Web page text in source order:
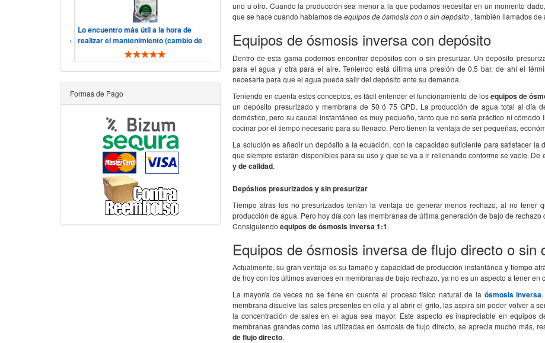
uno u otro. Cuando la producción sea menor a la que podamos necesitar en un momento
que se hace cuando hablamos de equipos de ósmosis con o sin depósito , también llamados de
Equipos de ósmosis inversa con depósito
Dentro de esta gama podemos encontrar depósitos con o sin presurizar. Un depósito
para el agua y otra para el aire. Teniendo está última una presión de 0,5 bar, de ahí el
necesaria para que el agua pueda salir del depósito ante su demanda.
Teniendo en cuenta estos conceptos, es fácil entender el funcionamiento de losequipos de
un depósito presurizado y membrana de 50 ó 75 GPD. La producción de agua total al día
doméstico, pero su caudal instantáneo es muy pequeño, tanto que no sería práctico ni
cocinar por el tiempo necesario para su llenado. Pero tienen la ventaja de ser pequeñas,
La solución es añadir un depósito a la ecuación, con la capacidad suficiente para satisfacer
que siempre estarán disponibles para su uso y que se va a ir rellenando conforme se vacíe.
y de calidad.
Depósitos presurizados y sin presurizar
Tiempo atrás los no presurizados tenían la ventaja de generar menos rechazo, al no
producción de agua. Pero hoy día con las membranas de última generación de bajo de
Consiguiendo equipos de ósmosis inversa 1:1.
Equipos de ósmosis inversa de flujo directo o sin
Actualmente, su gran ventaja es su tamaño y capacidad de producción instantánea y tiempo
de hoy con los últimos avances en membranas de bajo rechazo, ya no es un aspecto a tener en
La mayoría de veces no se tiene en cuenta el proceso físico natural de la ósmosis inversa
membrana disuelve las sales presentes en ella y al abrir el grifo, las aspira sin poder volver a
la concentración de sales en el agua sea mayor. Este aspecto es inapreciable en equipos
membranas grandes como las utilizadas en ósmosis de flujo directo, se aprecia mucho más,
de flujo directo.
Lo encuentro más útil a la hora de
realizar el mantenimiento (cambio de
filtros y membrana). De toda ..
servicio correcto. La atención
telefónica ha sido útil con un tra ..
EXCELENTE. L-
o hemos mandado a analizar a unos
laboratorios y consig ..
Formas de Pago